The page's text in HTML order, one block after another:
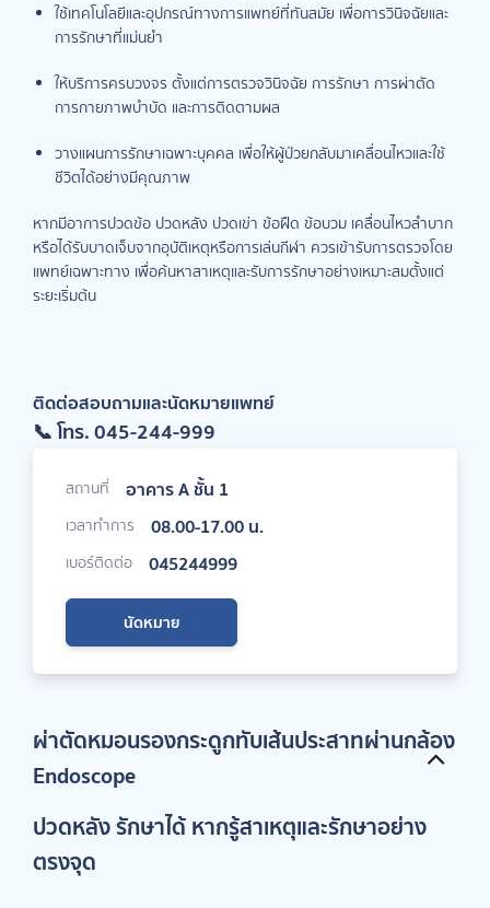
ใช้เทคโนโลยีและอุปกรณ์ทางการแพทย์ที่ทันสมัย เพื่อการวินิจฉัยและ
การรักษาที่แม่นยำ
ให้บริการครบวงจร ตั้งแต่การตรวจวินิจฉัย การรักษา การผ่าตัด
การกายภาพบำบัด และการติดตามผล
วางแผนการรักษาเฉพาะบุคคล เพื่อให้ผู้ป่วยกลับมาเคลื่อนไหวและใช้
ชีวิตได้อย่างมีคุณภาพ
หากมีอาการปวดข้อ ปวดหลัง ปวดเข่า ข้อฝืด ข้อบวม เคลื่อนไหวลำบาก
หรือได้รับบาดเจ็บจากอุบัติเหตุหรือการเล่นกีฬา ควรเข้ารับการตรวจโดย
แพทย์เฉพาะทาง เพื่อค้นหาสาเหตุและรับการรักษาอย่างเหมาะสมตั้งแต่
ระยะเริ่มต้น
ติดต่อสอบถามและนัดหมายแพทย์
📞โทร. 045-244-999
สถานที่ อาคาร A ชั้น 1
เวลาทำการ 08.00-17.00 น.
เบอร์ติดต่อ 045244999
นัดหมาย
ผ่าตัดหมอนรองกระดูกทับเส้นประสาทผ่านกล้อง
Endoscope
ปวดหลัง รักษาได้ หากรู้สาเหตุและรักษาอย่าง
ตรงจุด